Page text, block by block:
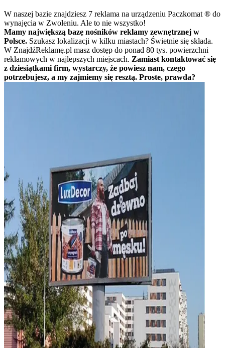
W naszej bazie znajdziesz 7 reklama na urządzeniu Paczkomat ® do
wynajęcia w Zwoleniu. Ale to nie wszystko!
Mamy największą bazę nośników reklamy zewnętrznej w
Polsce. Szukasz lokalizacji w kilku miastach? Świetnie się składa.
W ZnajdźReklamę.pl masz dostęp do ponad 80 tys. powierzchni
reklamowych w najlepszych miejscach. Zamiast kontaktować się
z dziesiątkami firm, wystarczy, że powiesz nam, czego
potrzebujesz, a my zajmiemy się resztą. Proste, prawda?